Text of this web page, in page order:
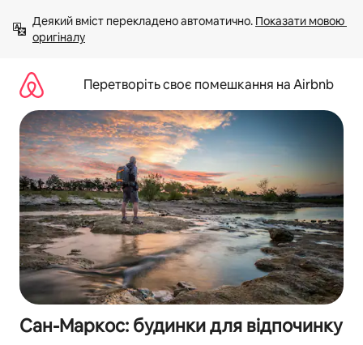
вмісту
Деякий вміст перекладено автоматично. Показати мовою
оригіналу
Перетворіть своє помешкання на Airbnb
Сан-Маркос: будинки для відпочинку